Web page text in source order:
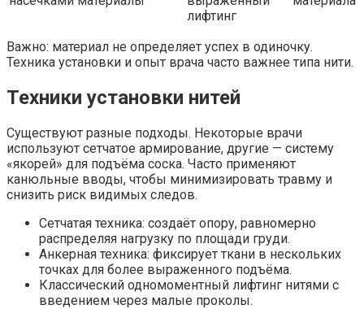
лифтинг
Важно: материал не определяет успех в одиночку.
Техника установки и опыт врача часто важнее типа нити.
Техники установки нитей
Существуют разные подходы. Некоторые врачи
используют сетчатое армирование, другие — систему
«якорей» для подъёма соска. Часто применяют
канюльные вводы, чтобы минимизировать травму и
снизить риск видимых следов.
Сетчатая техника: создаёт опору, равномерно
распределяя нагрузку по площади груди.
Анкерная техника: фиксирует ткани в нескольких
точках для более выраженного подъёма.
Классический одномоментный лифтинг нитями с
введением через малые проколы.